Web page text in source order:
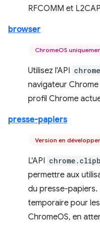
RFCOMM et
browser
ChromeOS
Utilisez l'API
navigateur
profil Chrome
presse-papiers
Version en
L'API
permettre aux
du presse-papiers.
temporaire pour
ChromeOS, en